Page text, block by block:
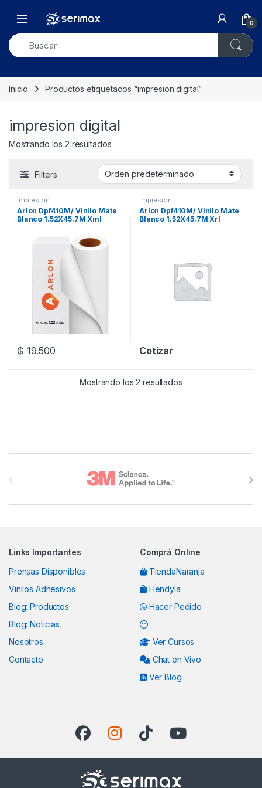
Open 0
Inicio Productos etiquetados “impresion digital”
impresion digital
Mostrando los 2 resultados
Filters
Impresion
Arlon Dpf410M/ Vinilo Mate
Blanco 1.52X45.7M Xml
₲ 19.500
Impresion
Arlon Dpf410M/ Vinilo Mate
Blanco 1.52X45.7M Xrl
Cotizar
Mostrando los 2 resultados
Links Importantes
Prensas Disponibles
Vinilos Adhesivos
Blog: Productos
Blog: Noticias
Nosotros
Contacto
Comprá Online
TiendaNaranja
Hendyla
Hacer Pedido
Ver Cursos
Chat en Vivo
Ver Blog